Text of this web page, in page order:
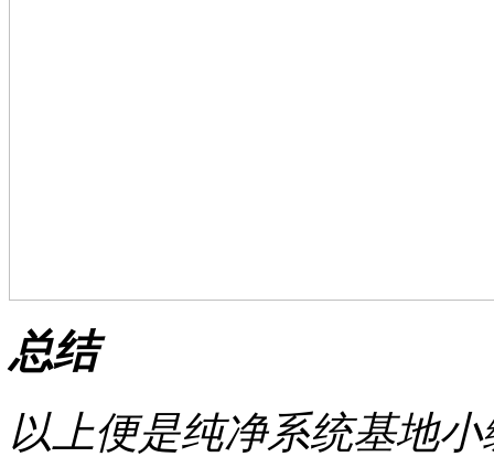
总结
以上便是纯净系统基地